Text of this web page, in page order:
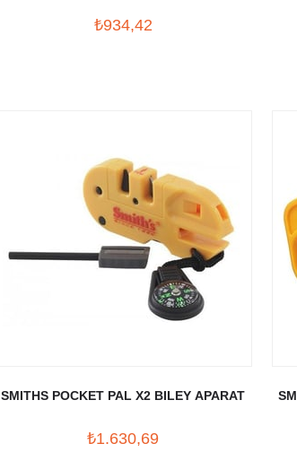
₺934,42
SMITHS POCKET PAL X2 BILEY APARAT
₺1.630,69